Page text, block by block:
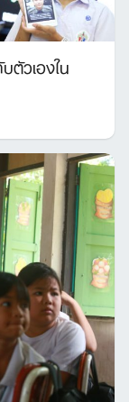
วเองใน